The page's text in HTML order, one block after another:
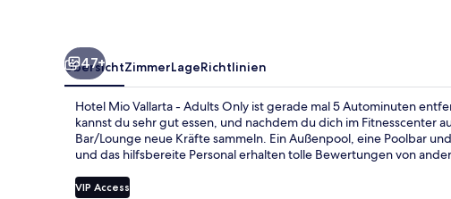
47+
ÜbersichtZimmerLageRichtlinien
Hotel Mio Vallarta - Adults Only ist gerade mal 5 Autominuten
kannst du sehr gut essen, und nachdem du dich im Fitnesscenter
Bar/Lounge neue Kräfte sammeln. Ein Außenpool, eine Poolbar
und das hilfsbereite Personal erhalten tolle Bewertungen von
VIP Access